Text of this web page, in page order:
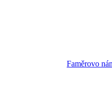
Faměrovo